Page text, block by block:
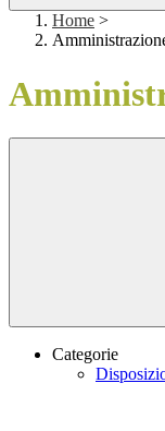
Home >
Categorie